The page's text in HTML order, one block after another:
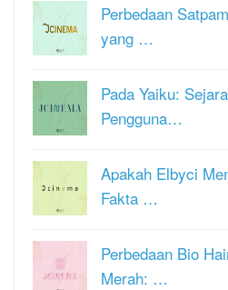
Perbedaan
yang …
Pada Yaiku:
Pengguna…
Apakah Elbyci
Fakta …
Perbedaan Bio
Merah: …